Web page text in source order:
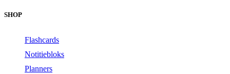
SHOP
Flashcards
Notitiebloks
Planners